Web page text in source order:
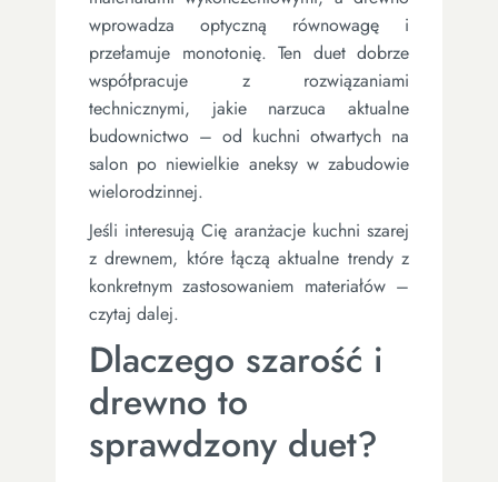
wprowadza optyczną równowagę i
przełamuje monotonię. Ten duet dobrze
współpracuje z rozwiązaniami
technicznymi, jakie narzuca aktualne
budownictwo – od kuchni otwartych na
salon po niewielkie aneksy w zabudowie
wielorodzinnej.
Jeśli interesują Cię aranżacje kuchni szarej
z drewnem, które łączą aktualne trendy z
konkretnym zastosowaniem materiałów –
czytaj dalej.
Dlaczego szarość i
drewno to
sprawdzony duet?